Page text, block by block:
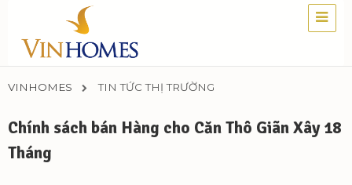
VINHOMES TIN TỨC THỊ TRƯỜNG
Chính sách bán Hàng cho Căn Thô Giãn Xây 18
Tháng